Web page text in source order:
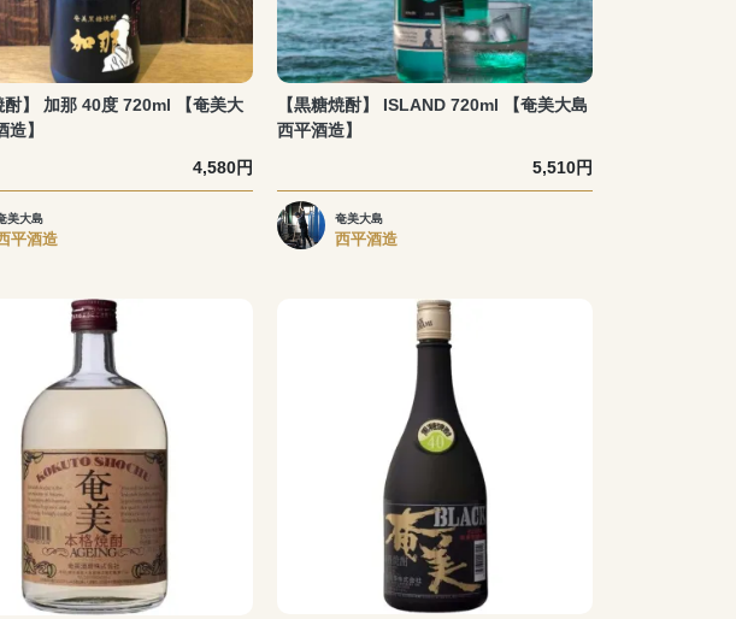
酎】 加那 40度 720ml 【奄美大
】
4,580円
美大島
平酒造
【黒糖焼酎】 ISLAND 720ml 【奄美大島
西平酒造】
5,510円
奄美大島
西平酒造